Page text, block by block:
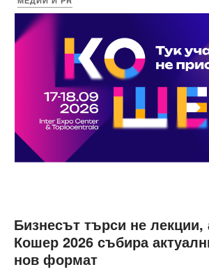
Бизнесът търси не лекции,
Кошер 2026 събира
нов формат